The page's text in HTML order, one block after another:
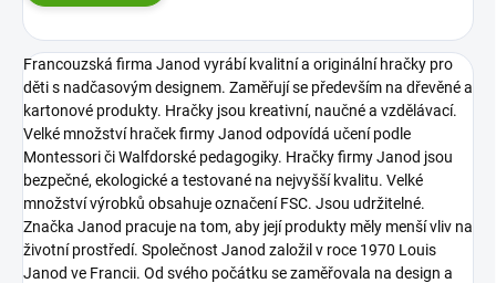
Francouzská firma Janod vyrábí kvalitní a originální hračky pro
děti s nadčasovým designem. Zaměřují se především na dřevěné a
kartonové produkty. Hračky jsou kreativní, naučné a vzdělávací.
Velké množství hraček firmy Janod odpovídá učení podle
Montessori či Walfdorské pedagogiky. Hračky firmy Janod jsou
bezpečné, ekologické a testované na nejvyšší kvalitu. Velké
množství výrobků obsahuje označení FSC. Jsou udržitelné.
Značka Janod pracuje na tom, aby její produkty měly menší vliv na
životní prostředí. Společnost Janod založil v roce 1970 Louis
Janod ve Francii. Od svého počátku se zaměřovala na design a